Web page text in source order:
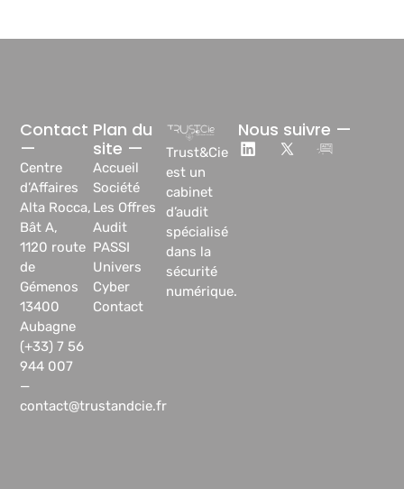
Trust&Cie
est un
cabinet
d’audit
spécialisé
dans la
sécurité
numérique.
Plan du
site —
Accueil
Société
Les Offres
Audit
PASSI
Univers
Cyber
Contact
Contact
—
Centre
d’Affaires
Alta Rocca,
Bât A,
1120 route
de
Gémenos
13400
Aubagne
(+33) 7 56
944 007
—
contact@trustandcie.fr
Nous suivre —